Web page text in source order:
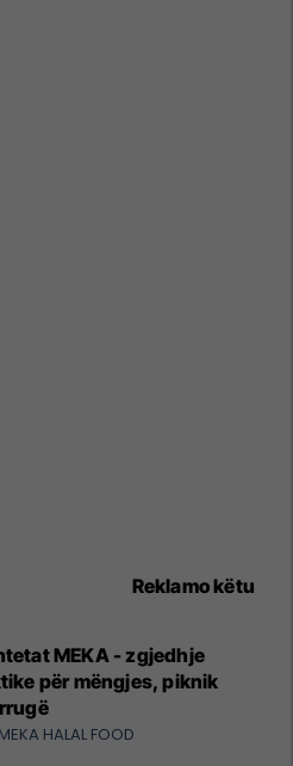
Reklamo këtu
MEKA - zgjedhje
për mëngjes, piknik
MEKA HALAL FOOD